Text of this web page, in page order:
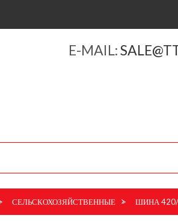
E-MAIL:
СЕЛЬСКОХОЗЯЙСТВЕННЫЕ > ШИНА 420/